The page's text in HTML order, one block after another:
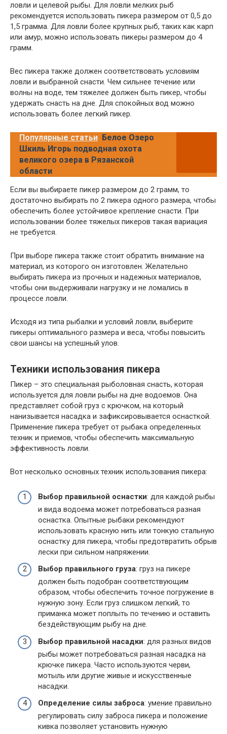
ловли и целевой рыбы. Для ловли мелких рыб
рекомендуется использовать пикера размером от 0,5 до
1,5 грамма. Для ловли более крупных рыб, таких как карп
или амур, можно использовать пикеры размером до 4
грамм.
Вес пикера также должен соответствовать условиям
ловли и выбранной снасти. Чем сильнее течение или
волны на воде, тем тяжелее должен быть пикер, чтобы
удержать снасть на дне. Для спокойных вод можно
использовать более легкий пикер.
Популярные статьи Белое Озеро
Шкиль Игорь подводная охота
великого озера в Рязанской
области
Если вы выбираете пикер размером до 2 грамм, то
достаточно выбирать по 2 пикера одного размера, чтобы
обеспечить более устойчивое крепление снасти. При
использовании более тяжелых пикеров такая вариация
не требуется.
При выборе пикера также стоит обратить внимание на
материал, из которого он изготовлен. Желательно
выбирать пикера из прочных и надежных материалов,
чтобы они выдерживали нагрузку и не ломались в
процессе ловли.
Исходя из типа рыбалки и условий ловли, выберите
пикеры оптимального размера и веса, чтобы повысить
свои шансы на успешный улов.
Техники использования пикера
Пикер – это специальная рыболовная снасть, которая
используется для ловли рыбы на дне водоемов. Она
представляет собой груз с крючком, на который
нанизывается насадка и зафиксировывается оснасткой.
Применение пикера требует от рыбака определенных
техник и приемов, чтобы обеспечить максимальную
эффективность ловли.
Вот несколько основных техник использования пикера:
Выбор правильной оснастки: для каждой рыбы
и вида водоема может потребоваться разная
оснастка. Опытные рыбаки рекомендуют
использовать красную нить или тонкую стальную
оснастку для пикера, чтобы предотвратить обрыв
лески при сильном напряжении.
Выбор правильного груза: груз на пикере
должен быть подобран соответствующим
образом, чтобы обеспечить точное погружение в
нужную зону. Если груз слишком легкий, то
приманка может поплыть по течению и оставить
бездействующим рыбу на дне.
Выбор правильной насадки: для разных видов
рыбы может потребоваться разная насадка на
крючке пикера. Часто используются черви,
мотыль или другие живые и искусственные
насадки.
Определение силы заброса: умение правильно
регулировать силу заброса пикера и положение
кивка позволяет установить нужную